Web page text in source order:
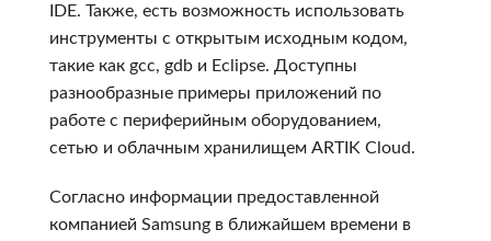
IDE. Также, есть возможность использовать
инструменты с открытым исходным кодом,
такие как gcc, gdb и Eclipse. Доступны
разнообразные примеры приложений по
работе с периферийным оборудованием,
сетью и облачным хранилищем ARTIK Cloud.
Согласно информации предоставленной
компанией Samsung в ближайшем времени в